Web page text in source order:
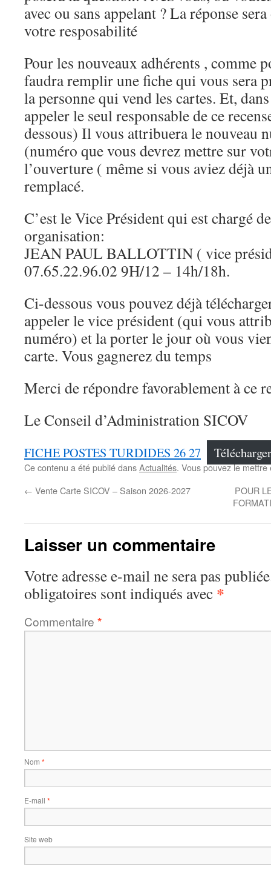
avec ou sans appelant ? La réponse
votre resposabilité
Pour les nouveaux adhérents , comme
faudra remplir une fiche qui vous sera
la personne qui vend les cartes. Et,
appeler le seul responsable de ce
dessous) Il vous attribuera le nouveau
(numéro que vous devrez mettre sur
l’ouverture ( même si vous aviez déjà
remplacé.
C’est le Vice Président qui est chargé
organisation:
JEAN PAUL BALLOTTIN ( vice
07.65.22.96.02 9H/12 – 14h/18h.
Ci-dessous vous pouvez déjà
appeler le vice président (qui vous
numéro) et la porter le jour où vous
carte. Vous gagnerez du temps
Merci de répondre favorablement à ce
Le Conseil d’Administration SICOV
FICHE POSTES TURDIDES 26 27
Ce contenu a été publié dansActualités. Vous pouvez le
← Vente Carte SICOV – Saison 2026-2027
POUR
Laisser un commentaire
Votre adresse e-mail ne sera pas
obligatoires sont indiqués avec *
Commentaire *
Nom *
E-mail *
Site web